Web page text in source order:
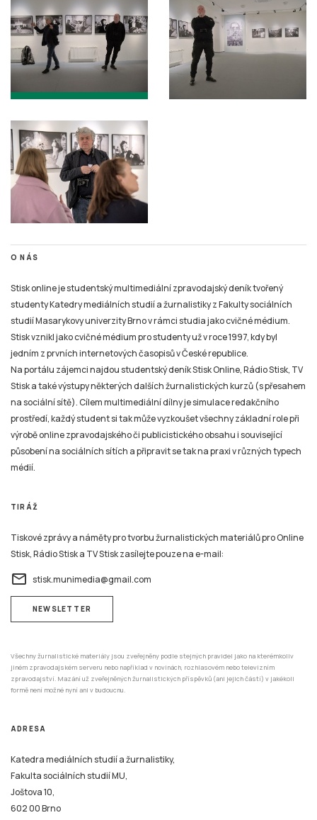
O NÁS
Stisk online je studentský multimediální zpravodajský deník tvořený
studenty Katedry mediálních studií a žurnalistiky z Fakulty sociálních
studií Masarykovy univerzity Brno v rámci studia jako cvičné médium.
Stisk vznikl jako cvičné médium pro studenty už v roce 1997, kdy byl
jedním z prvních internetových časopisů v České republice.
Na portálu zájemci najdou studentský deník Stisk Online, Rádio Stisk, TV
Stisk a také výstupy některých dalších žurnalistických kurzů (s přesahem
na sociální sítě). Cílem multimediální dílny je simulace redakčního
prostředí, každý student si tak může vyzkoušet všechny základní role při
výrobě online zpravodajského či publicistického obsahu i související
působení na sociálních sítích a připravit se tak na praxi v různých typech
médií.
TIRÁŽ
Tiskové zprávy a náměty pro tvorbu žurnalistických materiálů pro Online
Stisk, Rádio Stisk a TV Stisk zasílejte pouze na e-mail:
email stisk.munimedia@gmail.com
NEWSLETTER
Všechny žurnalistické materiály jsou zveřejněny podle stejných pravidel jako na kterémkoliv
jiném zpravodajském serveru nebo například v novinách, rozhlasovém nebo televizním
zpravodajství. Mazání už zveřejněných žurnalistických příspěvků (ani jejich částí) v jakékoli
formě není možné nyní ani v budoucnu.
ADRESA
Katedra mediálních studií a žurnalistiky,
Fakulta sociálních studií MU,
Joštova 10,
602 00 Brno